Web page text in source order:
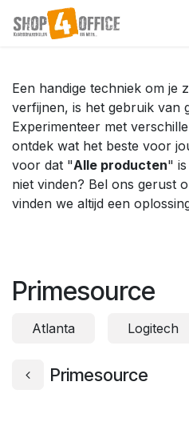
Overslaan naar inhoud
Een handige techniek om je
verfijnen, is het gebruik van
Experimenteer met
ontdek wat het beste voor
voor dat "Alle producten"
niet vinden? Bel ons gerust
vinden we altijd een
Primesource
Atlanta Logitech
Primesource